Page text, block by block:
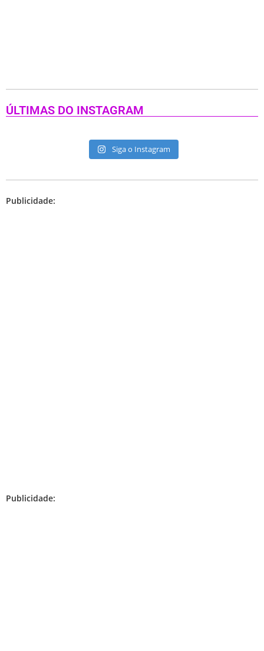
ÚLTIMAS DO INSTAGRAM
Siga o Instagram
Publicidade:
Publicidade: